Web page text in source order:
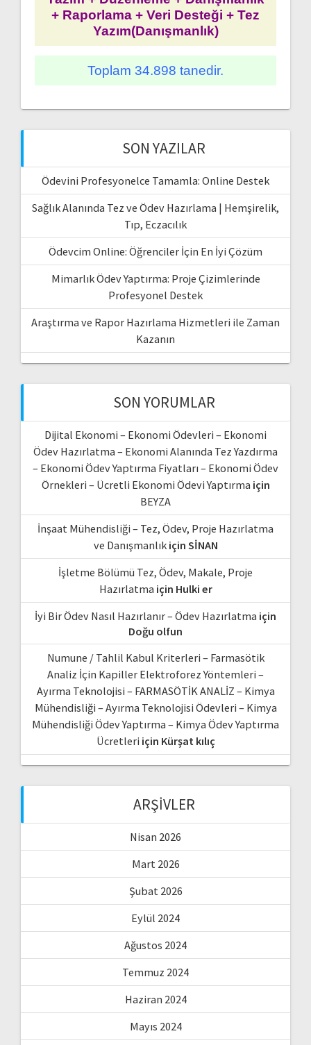
+ Raporlama + Veri Desteği + Tez
Yazım(Danışmanlık)
Toplam 34.898 tanedir.
SON YAZILAR
Ödevini Profesyonelce Tamamla: Online Destek
Sağlık Alanında Tez ve Ödev Hazırlama | Hemşirelik,
Tıp, Eczacılık
Ödevcim Online: Öğrenciler İçin En İyi Çözüm
Mimarlık Ödev Yaptırma: Proje Çizimlerinde
Profesyonel Destek
Araştırma ve Rapor Hazırlama Hizmetleri ile Zaman
Kazanın
SON YORUMLAR
Dijital Ekonomi – Ekonomi Ödevleri – Ekonomi
Ödev Hazırlatma – Ekonomi Alanında Tez Yazdırma
– Ekonomi Ödev Yaptırma Fiyatları – Ekonomi Ödev
Örnekleri – Ücretli Ekonomi Ödevi Yaptırma için
BEYZA
İnşaat Mühendisliği – Tez, Ödev, Proje Hazırlatma
ve Danışmanlıkiçin SİNAN
İşletme Bölümü Tez, Ödev, Makale, Proje
Hazırlatma için Hulki er
İyi Bir Ödev Nasıl Hazırlanır – Ödev Hazırlatma için
Doğu olfun
Numune / Tahlil Kabul Kriterleri – Farmasötik
Analiz İçin Kapiller Elektroforez Yöntemleri –
Ayırma Teknolojisi – FARMASÖTİK ANALİZ – Kimya
Mühendisliği – Ayırma Teknolojisi Ödevleri – Kimya
Mühendisliği Ödev Yaptırma – Kimya Ödev Yaptırma
Ücretleri için Kürşat kılıç
ARŞIVLER
Nisan 2026
Mart 2026
Şubat 2026
Eylül 2024
Ağustos 2024
Temmuz 2024
Haziran 2024
Mayıs 2024